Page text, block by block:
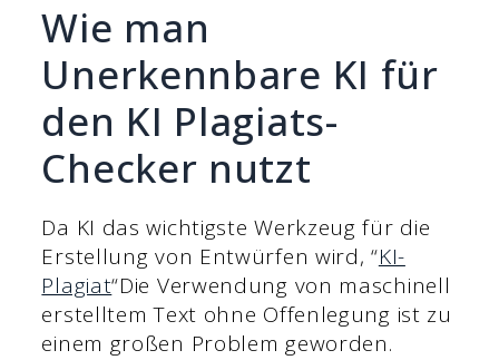
Wie man
Unerkennbare KI für
den KI Plagiats-
Checker nutzt
Da KI das wichtigste Werkzeug für die
Erstellung von Entwürfen wird, “KI-
Plagiat“Die Verwendung von maschinell
erstelltem Text ohne Offenlegung ist zu
einem großen Problem geworden.